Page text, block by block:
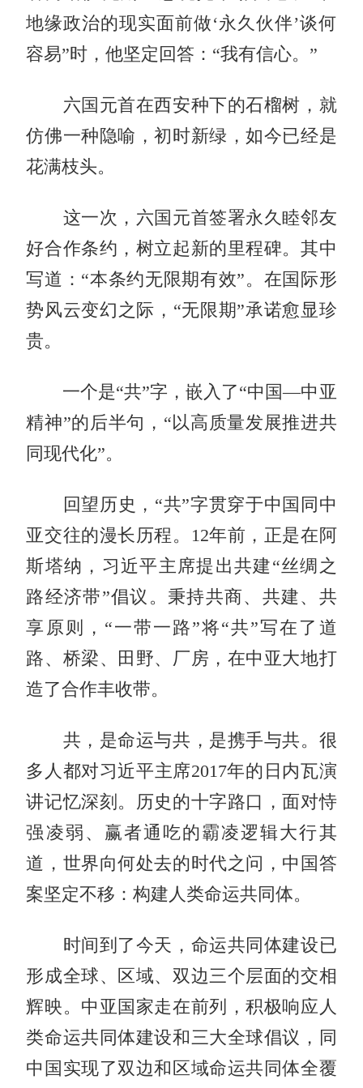
地缘政治的现实面前做‘永久伙伴’谈何
容易”时，他坚定回答：“我有信心。”
六国元首在西安种下的石榴树，就
仿佛一种隐喻，初时新绿，如今已经是
花满枝头。
这一次，六国元首签署永久睦邻友
好合作条约，树立起新的里程碑。其中
写道：“本条约无限期有效”。在国际形
势风云变幻之际，“无限期”承诺愈显珍
贵。
一个是“共”字，嵌入了“中国—中亚
精神”的后半句，“以高质量发展推进共
同现代化”。
回望历史，“共”字贯穿于中国同中
亚交往的漫长历程。12年前，正是在阿
斯塔纳，习近平主席提出共建“丝绸之
路经济带”倡议。秉持共商、共建、共
享原则，“一带一路”将“共”写在了道
路、桥梁、田野、厂房，在中亚大地打
造了合作丰收带。
共，是命运与共，是携手与共。很
多人都对习近平主席2017年的日内瓦演
讲记忆深刻。历史的十字路口，面对恃
强凌弱、赢者通吃的霸凌逻辑大行其
道，世界向何处去的时代之问，中国答
案坚定不移：构建人类命运共同体。
时间到了今天，命运共同体建设已
形成全球、区域、双边三个层面的交相
辉映。中亚国家走在前列，积极响应人
类命运共同体建设和三大全球倡议，同
中国实现了双边和区域命运共同体全覆